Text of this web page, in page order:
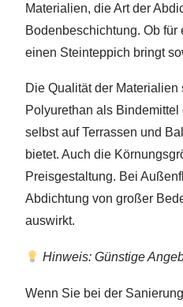
Materialien, die Art der
Bodenbeschichtung. Ob
einen Steinteppich bringt
Die Qualität der
Polyurethan als
selbst auf Terrassen und
bietet. Auch die
Preisgestaltung. Bei
Abdichtung von großer
auswirkt.
Hinweis: Günstige
Wenn Sie bei der